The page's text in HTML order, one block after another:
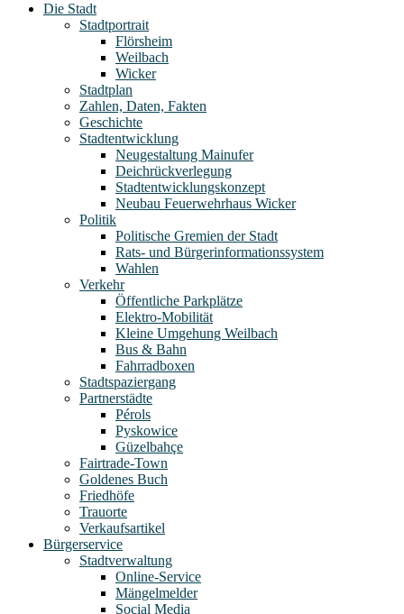
Die Stadt
Stadtportrait
Flörsheim
Weilbach
Wicker
Stadtplan
Zahlen, Daten, Fakten
Geschichte
Stadtentwicklung
Neugestaltung Mainufer
Deichrückverlegung
Stadtentwicklungskonzept
Neubau Feuerwehrhaus Wicker
Politik
Politische Gremien der Stadt
Rats- und Bürgerinformationssystem
Wahlen
Verkehr
Öffentliche Parkplätze
Elektro-Mobilität
Kleine Umgehung Weilbach
Bus & Bahn
Fahrradboxen
Stadtspaziergang
Partnerstädte
Pérols
Pyskowice
Güzelbahçe
Fairtrade-Town
Goldenes Buch
Friedhöfe
Trauorte
Verkaufsartikel
Bürgerservice
Stadtverwaltung
Online-Service
Mängelmelder
Social Media